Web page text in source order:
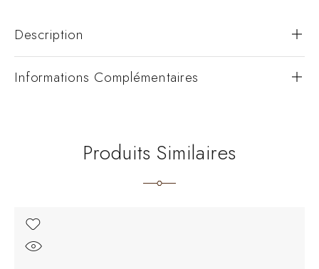
Description
Informations Complémentaires
Produits Similaires